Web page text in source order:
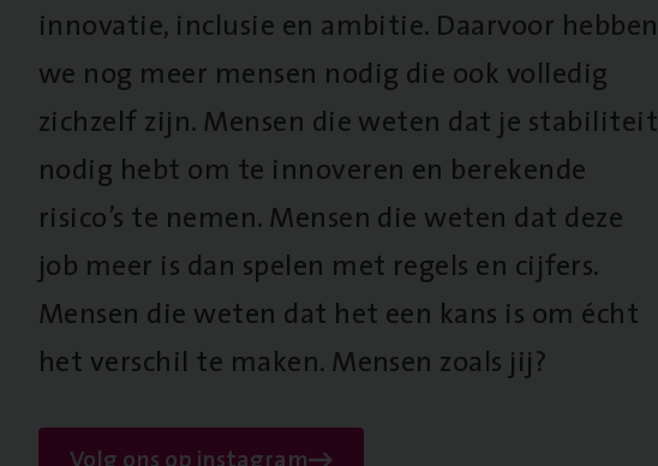
innovatie, inclusie en ambitie. Daarvoor hebben
we nog meer mensen nodig die ook volledig
zichzelf zijn. Mensen die weten dat je stabiliteit
nodig hebt om te innoveren en berekende
risico’s te nemen. Mensen die weten dat deze
job meer is dan spelen met regels en cijfers.
Mensen die weten dat het een kans is om écht
het verschil te maken. Mensen zoals jij?